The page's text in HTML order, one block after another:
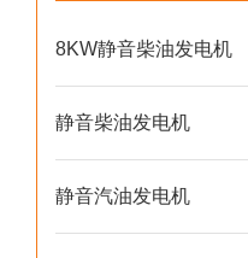
8KW静音柴油发电机
静音柴油发电机
静音汽油发电机